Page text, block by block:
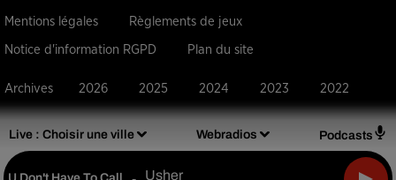
Live : Choisir une ville Webradios Podcasts
Usher
Mentions légales Règlements de jeux
Notice d'information RGPD Plan du site
Archives 2026 2025 2024 2023 2022